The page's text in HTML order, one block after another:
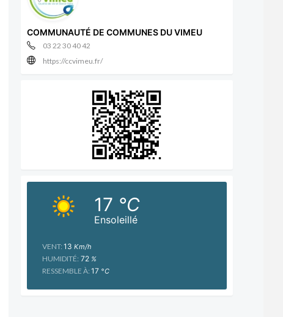
COMMUNAUTÉ DE COMMUNES DU VIMEU
03 22 30 40 42
https://ccvimeu.fr/
Ensoleillé
17 °C
VENT: 13 Km/h
HUMIDITÉ: 72%
RESSEMBLE À: 17 °C